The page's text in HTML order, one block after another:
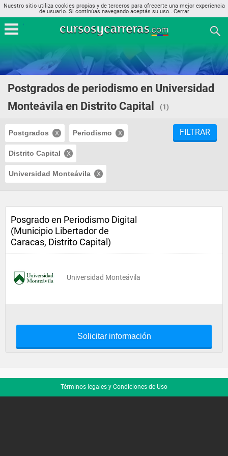
Nuestro sitio utiliza cookies propias y de terceros para ofrecerte una mejor experiencia
de usuario. Si continúas navegando aceptás su uso.. Cerrar
Postgrados de periodismo en Universidad
Monteávila en Distrito Capital
(1)
Postgrados Periodismo
Distrito Capital
Universidad Monteávila
FILTRAR
Posgrado en Periodismo Digital
(Municipio Libertador de
Caracas, Distrito Capital)
Universidad Monteávila
Solicitar información
Términos legales y Condiciones de Uso